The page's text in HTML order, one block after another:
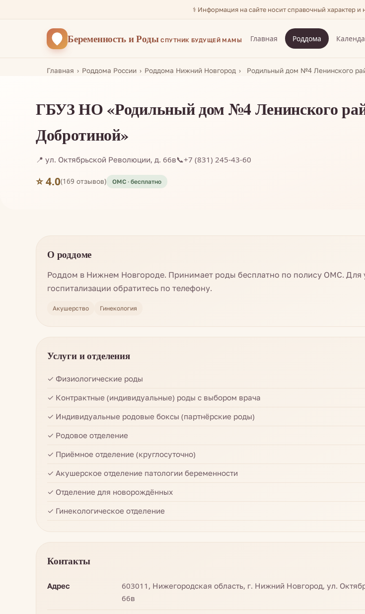
⚕️ Информация на сайте носит справочный характер и
Беременностьи Роды СПУТНИК БУДУЩЕЙ МАМЫ Главная Роддома
Главная Роддома России Роддома Нижний Новгород Родильный дом №4 Ленинского
ГБУЗ НО «Родильный дом №4 Ленинского
Добротиной»
📍 ул. Октябрьской Революции, д. 66в📞+7 (831) 245-43-60
⭐ 4.0(169 отзывов)
О роддоме
Роддом в Нижнем Новгороде. Принимает роды бесплатно по полису ОМС. Для
госпитализации обратитесь по телефону.
Акушерство Гинекология
Услуги и отделения
✓ Физиологические роды
✓ Контрактные (индивидуальные) роды с выбором врача
✓ Индивидуальные родовые боксы (партнёрские роды)
✓ Родовое отделение
✓ Приёмное отделение (круглосуточно)
✓ Акушерское отделение патологии беременности
✓ Отделение для новорождённых
✓ Гинекологическое отделение
Контакты
Адрес
603011, Нижегородская область, г. Нижний Новгород, ул.
66в